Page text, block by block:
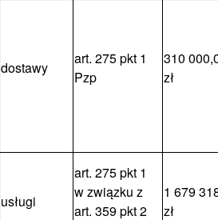
dostawy
art. 275 pkt 1
Pzp
310
zł
usługi
art. 275 pkt 1
w związku z
art. 359 pkt 2
1 679
zł